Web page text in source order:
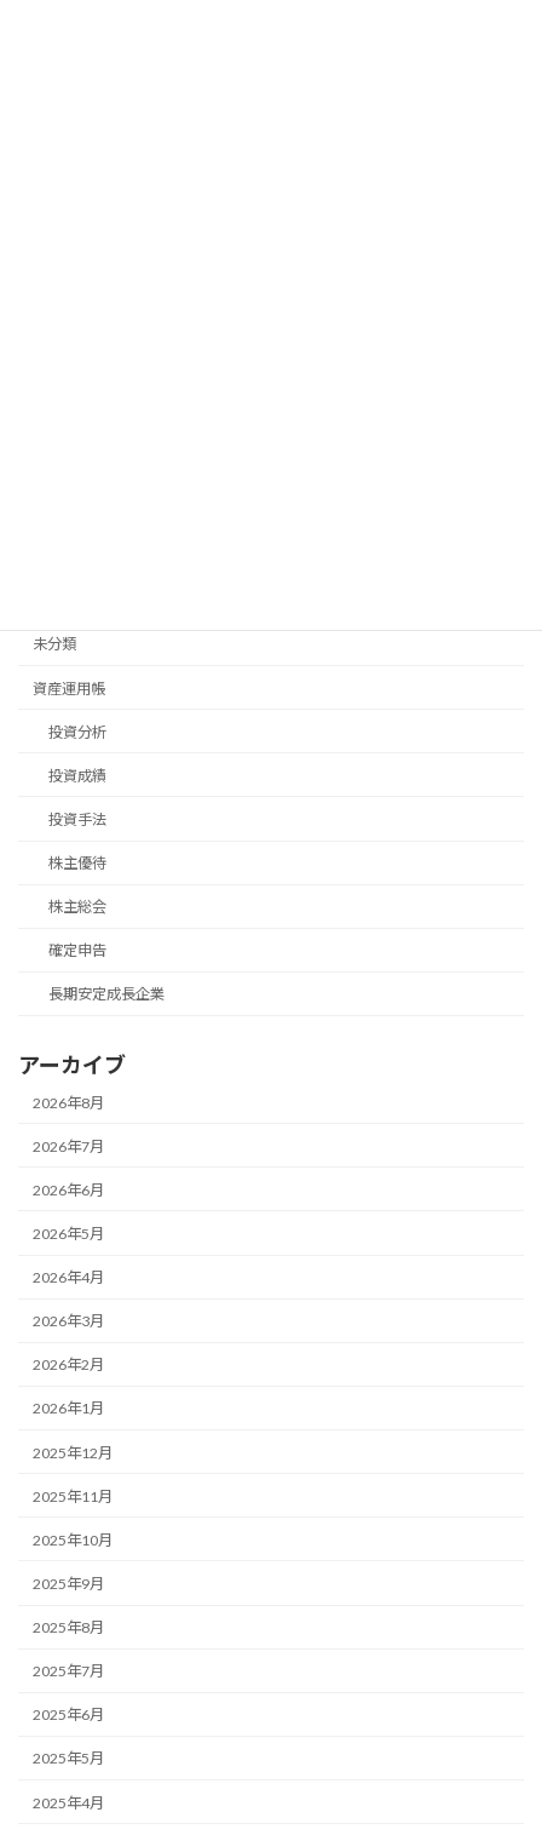
未分類
資産運用帳
投資分析
投資成績
投資手法
株主優待
株主総会
確定申告
長期安定成長企業
アーカイブ
2026年8月
2026年7月
2026年6月
2026年5月
2026年4月
2026年3月
2026年2月
2026年1月
2025年12月
2025年11月
2025年10月
2025年9月
2025年8月
2025年7月
2025年6月
2025年5月
2025年4月